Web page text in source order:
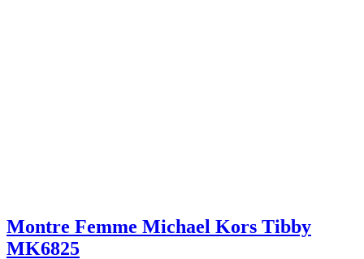
Montre Femme Michael Kors Tibby
MK6825